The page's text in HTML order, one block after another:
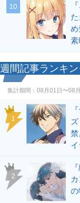
10
素
週間記事ランキ
集計期間： 08月01日〜08
1
禁
2
の